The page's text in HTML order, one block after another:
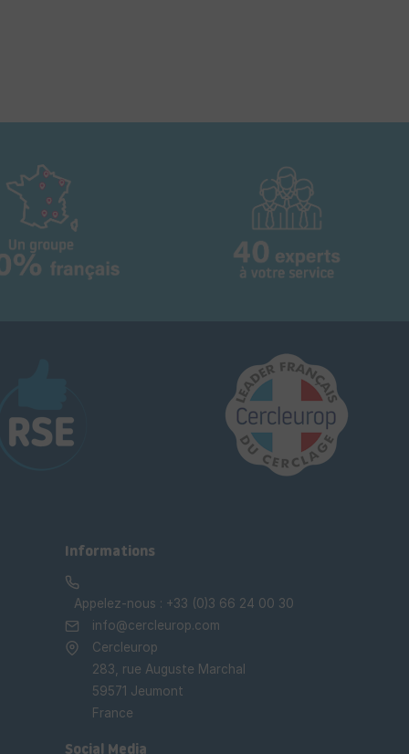
Informations
Appelez-nous : +33 (0)3 66 24 00 30
info@cercleurop.com
Cercleurop
283, rue Auguste Marchal
59571 Jeumont
France
Social Media